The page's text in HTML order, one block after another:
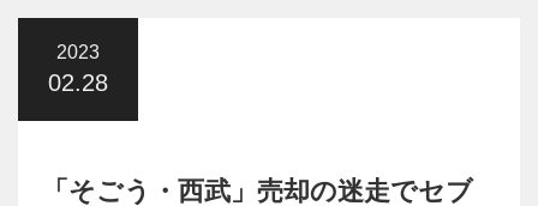
2023
02.28
「そごう・西武」売却の迷走でセブ